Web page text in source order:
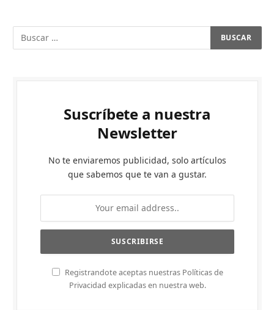
Suscríbete a nuestra
Newsletter
No te enviaremos publicidad, solo artículos
que sabemos que te van a gustar.
Registrandote aceptas nuestras Políticas de
Privacidad explicadas en nuestra web.